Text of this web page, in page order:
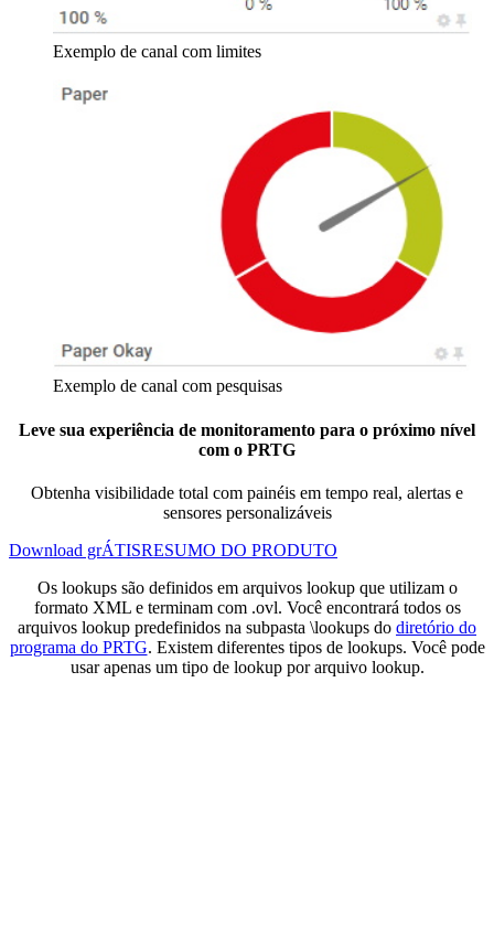
Exemplo de canal com limites
Exemplo de canal com pesquisas
Leve sua experiência de monitoramento para o próximo nível
com o PRTG
Obtenha visibilidade total com painéis em tempo real, alertas e
sensores personalizáveis
Download grÁTISRESUMO DO PRODUTO
Os lookups são definidos em arquivos lookup que utilizam o
formato XML e terminam com .ovl. Você encontrará todos os
arquivos lookup predefinidos na subpasta \lookups do diretório do
programa do PRTG. Existem diferentes tipos de lookups. Você pode
usar apenas um tipo de lookup por arquivo lookup.